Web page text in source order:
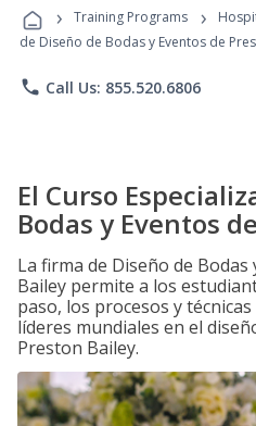
› Training Programs ›
de Diseño de Bodas y Eventos de
phone Call Us: 855.520.6806
El Curso
Bodas y Eventos
La firma de Diseño de
Bailey permite a los
paso, los procesos y
líderes mundiales en el
Preston Bailey.